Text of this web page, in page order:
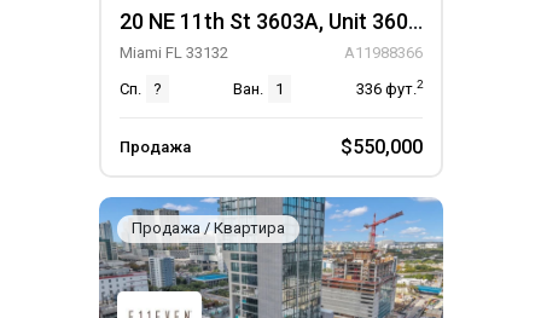
20 NE 11th St 3603A, Unit 3603A
Miami FL 33132
A11988366
Сп.
? Ван. 1 336 фут.2
Продажа $550,000
Продажа / Квартира